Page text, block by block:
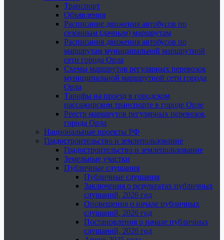
Транспорт
Объявления
Расписание движения автобусов по
сезонным (дачным) маршрутам
Расписания движения автобусов по
маршрутам муниципальной маршрутной
сети города Орла
Схемы маршрутов регулярных перевозок
муниципальной маршрутной сети города
Орла
Тарифы на проезд в городском
пассажирском транспорте в городе Орле
Реестр маршрутов регулярных перевозок
города Орла
Национальные проекты РФ
Градостроительство и землепользование
Градостроительство и землепользование
Земельные участки
Публичные слушания
Публичные слушания
Заключения о результатах публичных
слушаний, 2026 год
Оповещения о начале публичных
слушаний, 2026 год
Постановления о начале публичных
слушаний, 2026 год